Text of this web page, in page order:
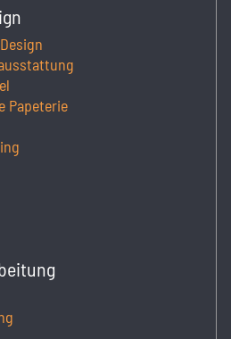
Papeterie